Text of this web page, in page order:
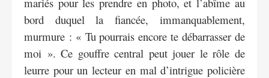
bord duquel la fiancée, immanquablement,
murmure : « Tu pourrais encore te débarrasser de
moi ». Ce gouffre central peut jouer le rôle de
leurre pour un lecteur en mal d’intrigue policière